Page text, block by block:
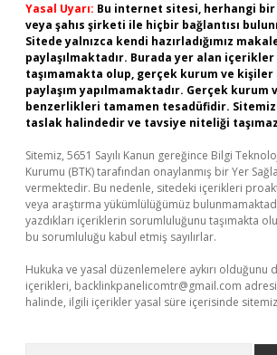
Yasal Uyarı: Bu internet sitesi, herhangi
veya şahıs şirketi ile hiçbir bağlantısı
Sitede yalnızca kendi hazırladığımız
paylaşılmaktadır. Burada yer alan
taşımamakta olup, gerçek kurum ve kişiler
paylaşım yapılmamaktadır. Gerçek kurum
benzerlikleri tamamen tesadüfidir.
taslak halindedir ve tavsiye niteliği
Sitemiz, 5651 Sayılı Kanun gereğince Bilgi
Kurumu (BTK) tarafından onaylanmış bir Yer
vermektedir. Bu nedenle, sitedeki içerikleri
veya araştırma yükümlülüğümüz
yazdıkları içeriklerin sorumluluğunu taşımakta
bu sorumluluğu kabul etmiş sayılırlar.
Hukuka ve yasal düzenlemelere aykırı olduğunu
içerikleri, backlinkpanelicomtr@gmail.com
halinde, ilgili içerikler yasal süre içerisinde